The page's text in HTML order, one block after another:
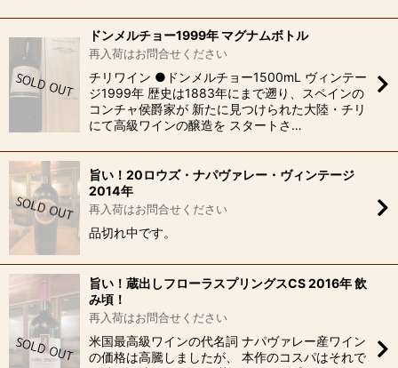
ドンメルチョー1999年 マグナムボトル
再入荷はお問合せください
チリワイン ●ドンメルチョー1500mL ヴィンテー
ジ1999年 歴史は1883年にまで遡り、スペインの
コンチャ侯爵家が 新たに見つけられた大陸・チリ
にて高級ワインの醸造を スタートさ…
旨い！20ロウズ・ナパヴァレー・ヴィンテージ
2014年
再入荷はお問合せください
品切れ中です。
旨い！蔵出しフローラスプリングスCS 2016年 飲
み頃！
再入荷はお問合せください
米国最高級ワインの代名詞 ナパヴァレー産ワイン
の価格は高騰しましたが、 本作のコスパはそれで